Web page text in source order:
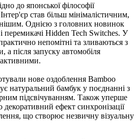
до японської філософії
став більш мінімалістичним,
Однією з головних новинок
перемикачі Hidden Tech Switches. У
непомітні та зливаються з
після запуску автомобіля
активними.
нове оздоблення Bamboo
натуральний бамбук у поєднанні з
підсвічуванням. Також уперше
ефект синхронізації
що створює незвичну візуальну